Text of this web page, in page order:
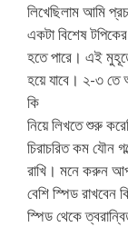
লিখেছিলাম আমি
একটা বিশেষ
হতে পারে। এই
হয়ে যাবে। ২-৩
কি
নিয়ে লিখতে শুরু
চিরাচরিত কম যৌন
রাখি। মনে করুন
বেশি স্পিড
স্পিড থেকে